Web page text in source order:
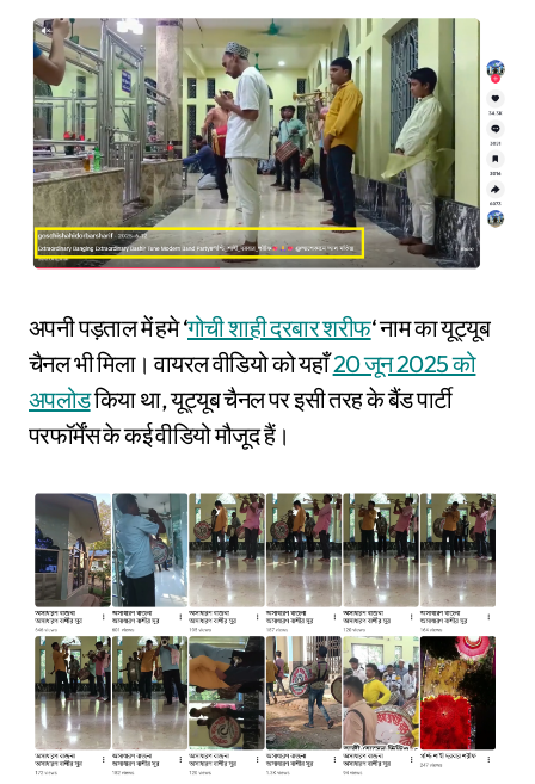
अपनी पड़ताल में हमे ‘गोची शाही दरबार शरीफ‘ नाम का यूट्यूब
चैनल भी मिला। वायरल वीडियो को यहाँ20 जून 2025 को
अपलोडकिया था, यूट्यूब चैनल पर इसी तरह के बैंड पार्टी
परफॉर्मेंस के कई वीडियो मौजूद हैं।